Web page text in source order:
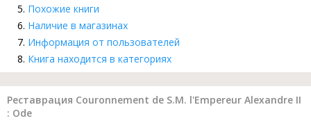
Похожие книги
Наличие в магазинах
Информация от пользователей
Книга находится в категориях
Реставрация Couronnement de S.M. l'Empereur Alexandre II
: Ode